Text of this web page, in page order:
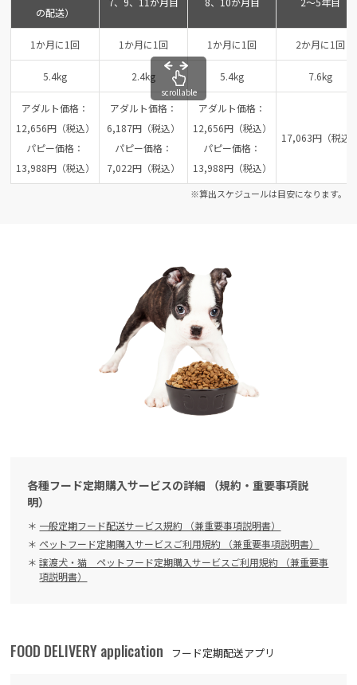
の配送）
1か月に1回 1か月に1回 1か月に1回 2か月に1回
5.4kg 2.4kg 5.4kg 7.6kg
アダルト価格：
12,656円（税込）
パピー価格：
13,988円（税込）
アダルト価格：
6,187円（税込）
パピー価格：
7,022円（税込）
アダルト価格：
12,656円（税込）
パピー価格：
13,988円（税込）
17,063円（税込
scrollable
※算出スケジュールは目安になります。
各種フード定期購入サービスの詳細 （規約・重要事項説
明）
一般定期フード配送サービス規約 （兼重要事項説明書）
ペットフード定期購入サービスご利用規約 （兼重要事項説明書）
譲渡犬・猫 ペットフード定期購入サービスご利用規約 （兼重要事
項説明書）
FOOD DELIVERY application フード定期配送アプリ